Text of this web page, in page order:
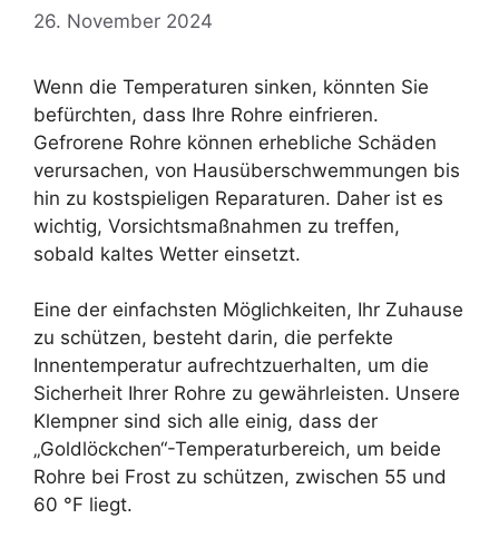
26. November 2024
Wenn die Temperaturen sinken, könnten Sie
befürchten, dass Ihre Rohre einfrieren.
Gefrorene Rohre können erhebliche Schäden
verursachen, von Hausüberschwemmungen bis
hin zu kostspieligen Reparaturen. Daher ist es
wichtig, Vorsichtsmaßnahmen zu treffen,
sobald kaltes Wetter einsetzt.
Eine der einfachsten Möglichkeiten, Ihr Zuhause
zu schützen, besteht darin, die perfekte
Innentemperatur aufrechtzuerhalten, um die
Sicherheit Ihrer Rohre zu gewährleisten. Unsere
Klempner sind sich alle einig, dass der
„Goldlöckchen“-Temperaturbereich, um beide
Rohre bei Frost zu schützen, zwischen 55 und
60 °F liegt.